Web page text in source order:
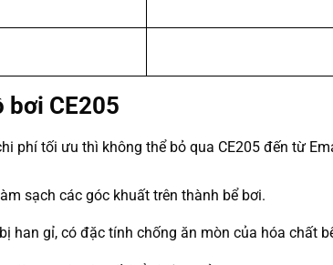
CE205
phí tối ưu thì không thể bỏ qua CE205 đến từ
sạch các góc khuất trên thành bể bơi.
gỉ, có đặc tính chống ăn mòn của hóa chất